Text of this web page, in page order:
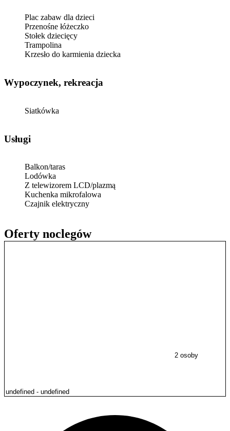
Oferty noclegów
2 osoby
Plac zabaw dla dzieci
Przenośne łóżeczko
Stołek dziecięcy
Trampolina
Krzesło do karmienia dziecka
Wypoczynek, rekreacja
Siatkówka
Usługi
Balkon/taras
Lodówka
Z telewizorem LCD/plazmą
Kuchenka mikrofalowa
Czajnik elektryczny